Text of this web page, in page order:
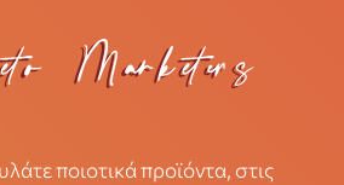
ποιοτικά προϊόντα, στις